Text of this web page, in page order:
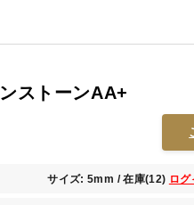
ストーンAA+
サイズ: 5mm / 在庫(12) ロ